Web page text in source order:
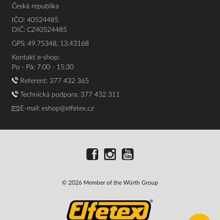
Česká republika
IČO: 40524485
DIČ: CZ40524485
GPS: 49.75348, 13.43168
Kontakt e-shop:
Po - Pá: 7:00 - 15:30
Referent: 377 432 365
Technická podpora: 377 432 311
E-mail: eshop@elfetex.cz
© 2026 Member of the Würth Group